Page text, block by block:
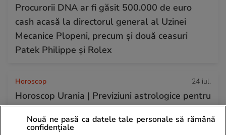
Procurorii DNA ar fi găsit 500.000 de euro
cash acasă la directorul general al Uzinei
Mecanice Plopeni, precum și două ceasuri
Patek Philippe și Rolex
Horoscop 24 iul.
Horoscop Urania | Previziuni astrologice pentru
perioada 25 – 31 iulie 2026. Luna Plină în
Vărsător
Nouă ne pasă ca datele tale personale să rămână
confidențiale